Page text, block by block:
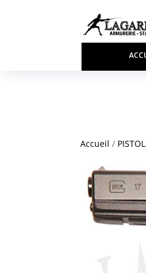
Accueil /